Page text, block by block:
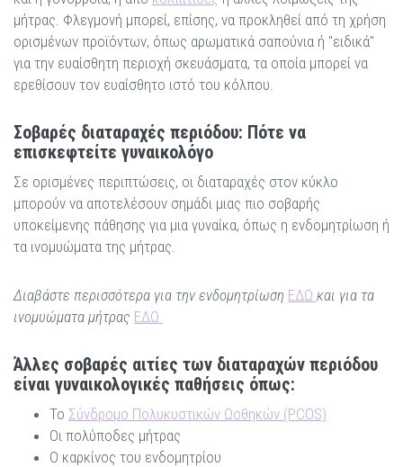
μήτρας. Φλεγμονή μπορεί, επίσης, να προκληθεί από τη χρήση
ορισμένων προϊόντων, όπως αρωματικά σαπούνια ή "ειδικά"
για την ευαίσθητη περιοχή σκευάσματα, τα οποία μπορεί να
ερεθίσουν τον ευαίσθητο ιστό του κόλπου.
Σοβαρές διαταραχές περιόδου: Πότε να
επισκεφτείτε γυναικολόγο
Σε ορισμένες περιπτώσεις, οι διαταραχές στον κύκλο
μπορούν να αποτελέσουν σημάδι μιας πιο σοβαρής
υποκείμενης πάθησης για μια γυναίκα, όπως η ενδομητρίωση ή
τα ινομυώματα της μήτρας.
Διαβάστε περισσότερα για την ενδομητρίωση ΕΔΩ και για τα
ινομυώματα μήτρας ΕΔΩ
Άλλες σοβαρές αιτίες των διαταραχών περιόδου
είναι γυναικολογικές παθήσεις όπως:
Το Σύνδρομο Πολυκυστικών Ωοθηκών (PCOS)
Οι πολύποδες μήτρας
Ο καρκίνος του ενδομητρίου